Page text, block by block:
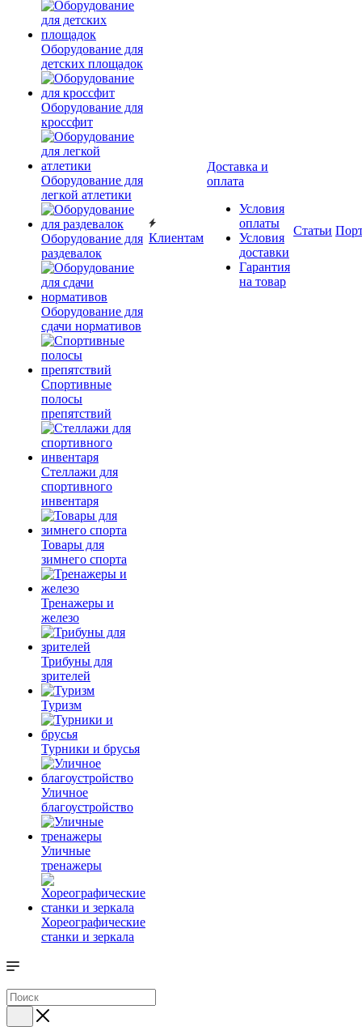
Оборудование для
детских площадок
Оборудование для
кроссфит
Оборудование для
легкой атлетики
Оборудование для
раздевалок
Оборудование для
сдачи нормативов
Спортивные
полосы
препятствий
Стеллажи для
спортивного
инвентаря
Товары для
зимнего спорта
Тренажеры и
железо
Трибуны для
зрителей
Туризм
Турники и брусья
Уличное
благоустройство
Уличные
тренажеры
Хореографические
станки и зеркала
Клиентам
Доставка и
оплата
Условия
оплаты
Условия
доставки
Гарантия
на товар
Статьи